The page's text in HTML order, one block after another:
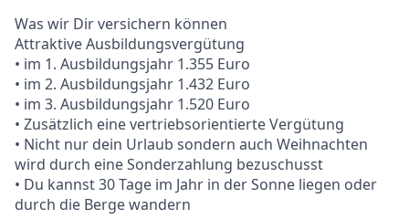
Was wir Dir versichern können
Attraktive Ausbildungsvergütung
• im 1. Ausbildungsjahr 1.355 Euro
• im 2. Ausbildungsjahr 1.432 Euro
• im 3. Ausbildungsjahr 1.520 Euro
• Zusätzlich eine vertriebsorientierte Vergütung
• Nicht nur dein Urlaub sondern auch Weihnachten
wird durch eine Sonderzahlung bezuschusst
• Du kannst 30 Tage im Jahr in der Sonne liegen oder
durch die Berge wandern